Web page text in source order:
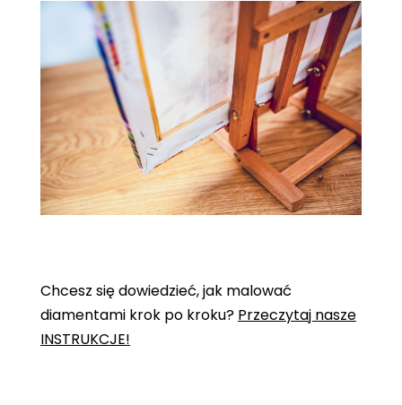
Chcesz się dowiedzieć, jak malować
diamentami krok po kroku? Przeczytaj nasze
INSTRUKCJE!